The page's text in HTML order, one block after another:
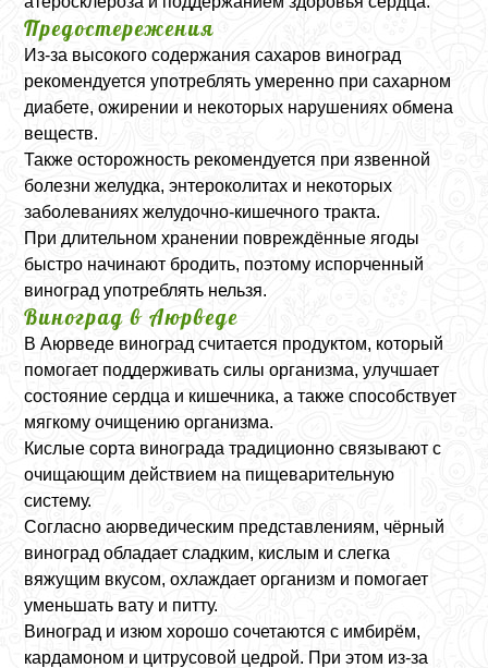
Предостережения
Из-за высокого содержания сахаров виноград
рекомендуется употреблять умеренно при сахарном
диабете, ожирении и некоторых нарушениях обмена
веществ.
Также осторожность рекомендуется при язвенной
болезни желудка, энтероколитах и некоторых
заболеваниях желудочно-кишечного тракта.
При длительном хранении повреждённые ягоды
быстро начинают бродить, поэтому испорченный
виноград употреблять нельзя.
Виноград в Аюрведе
В Аюрведе виноград считается продуктом, который
помогает поддерживать силы организма, улучшает
состояние сердца и кишечника, а также способствует
мягкому очищению организма.
Кислые сорта винограда традиционно связывают с
очищающим действием на пищеварительную
систему.
Согласно аюрведическим представлениям, чёрный
виноград обладает сладким, кислым и слегка
вяжущим вкусом, охлаждает организм и помогает
уменьшать вату и питту.
Виноград и изюм хорошо сочетаются с имбирём,
кардамоном и цитрусовой цедрой. При этом из-за